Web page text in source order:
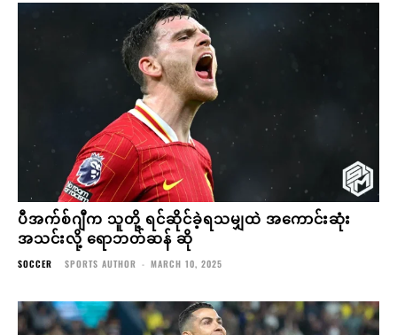
ပီအက်စ်ဂျီက သူတို့ ရင်ဆိုင်ခဲ့ရသမျှထဲ အကောင်းဆုံး
အသင်းလို့ ရောဘတ်ဆန် ဆို
SOCCER SPORTS AUTHOR - MARCH 10, 2025